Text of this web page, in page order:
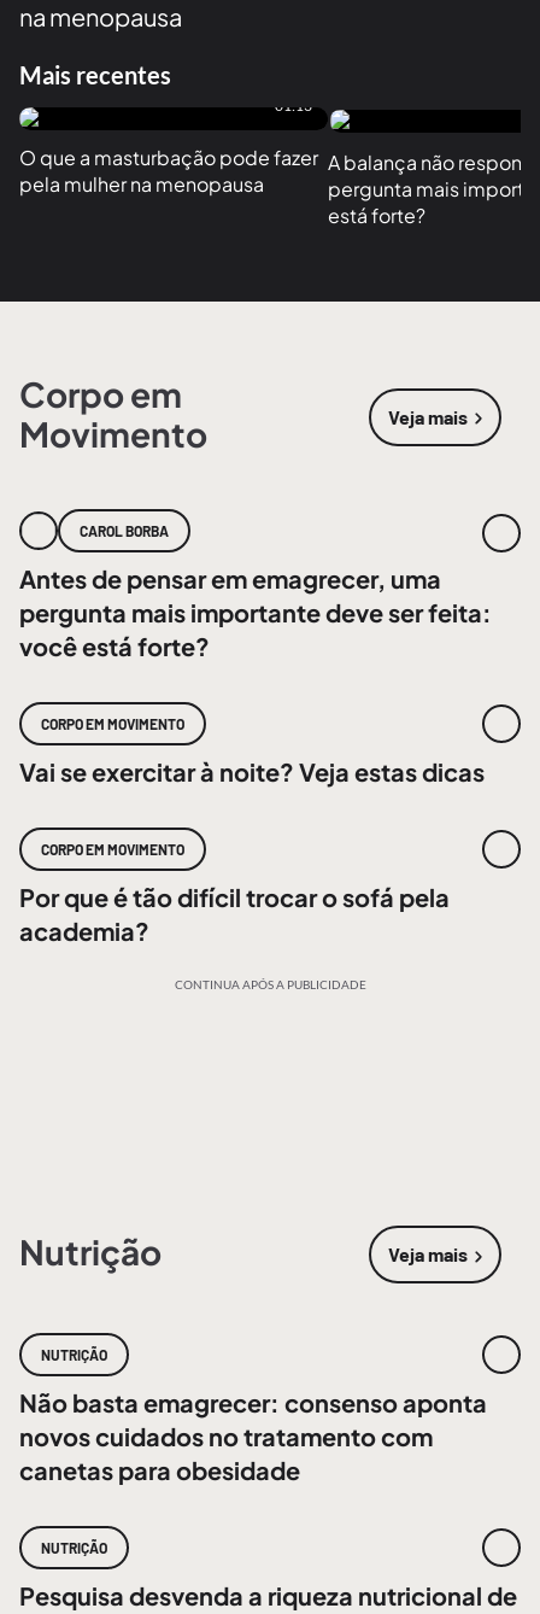
na menopausa
Mais recentes
01:13
O que a masturbação pode fazer
pela mulher na menopausa
A balança não
pergunta mais
está forte?
Corpo em
Movimento
Veja mais
sobre
CAROL BORBA
Antes de pensar em emagrecer, uma
pergunta mais importante deve ser feita:
você está forte?
CORPO EM MOVIMENTO
Vai se exercitar à noite? Veja estas dicas
CORPO EM MOVIMENTO
Por que é tão difícil trocar o sofá pela
academia?
CONTINUA APÓS A PUBLICIDADE
Nutrição Veja mais
sobre
NUTRIÇÃO
Não basta emagrecer: consenso aponta
novos cuidados no tratamento com
canetas para obesidade
NUTRIÇÃO
Pesquisa desvenda a riqueza nutricional de